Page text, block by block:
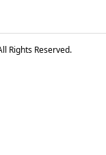
Rights Reserved.